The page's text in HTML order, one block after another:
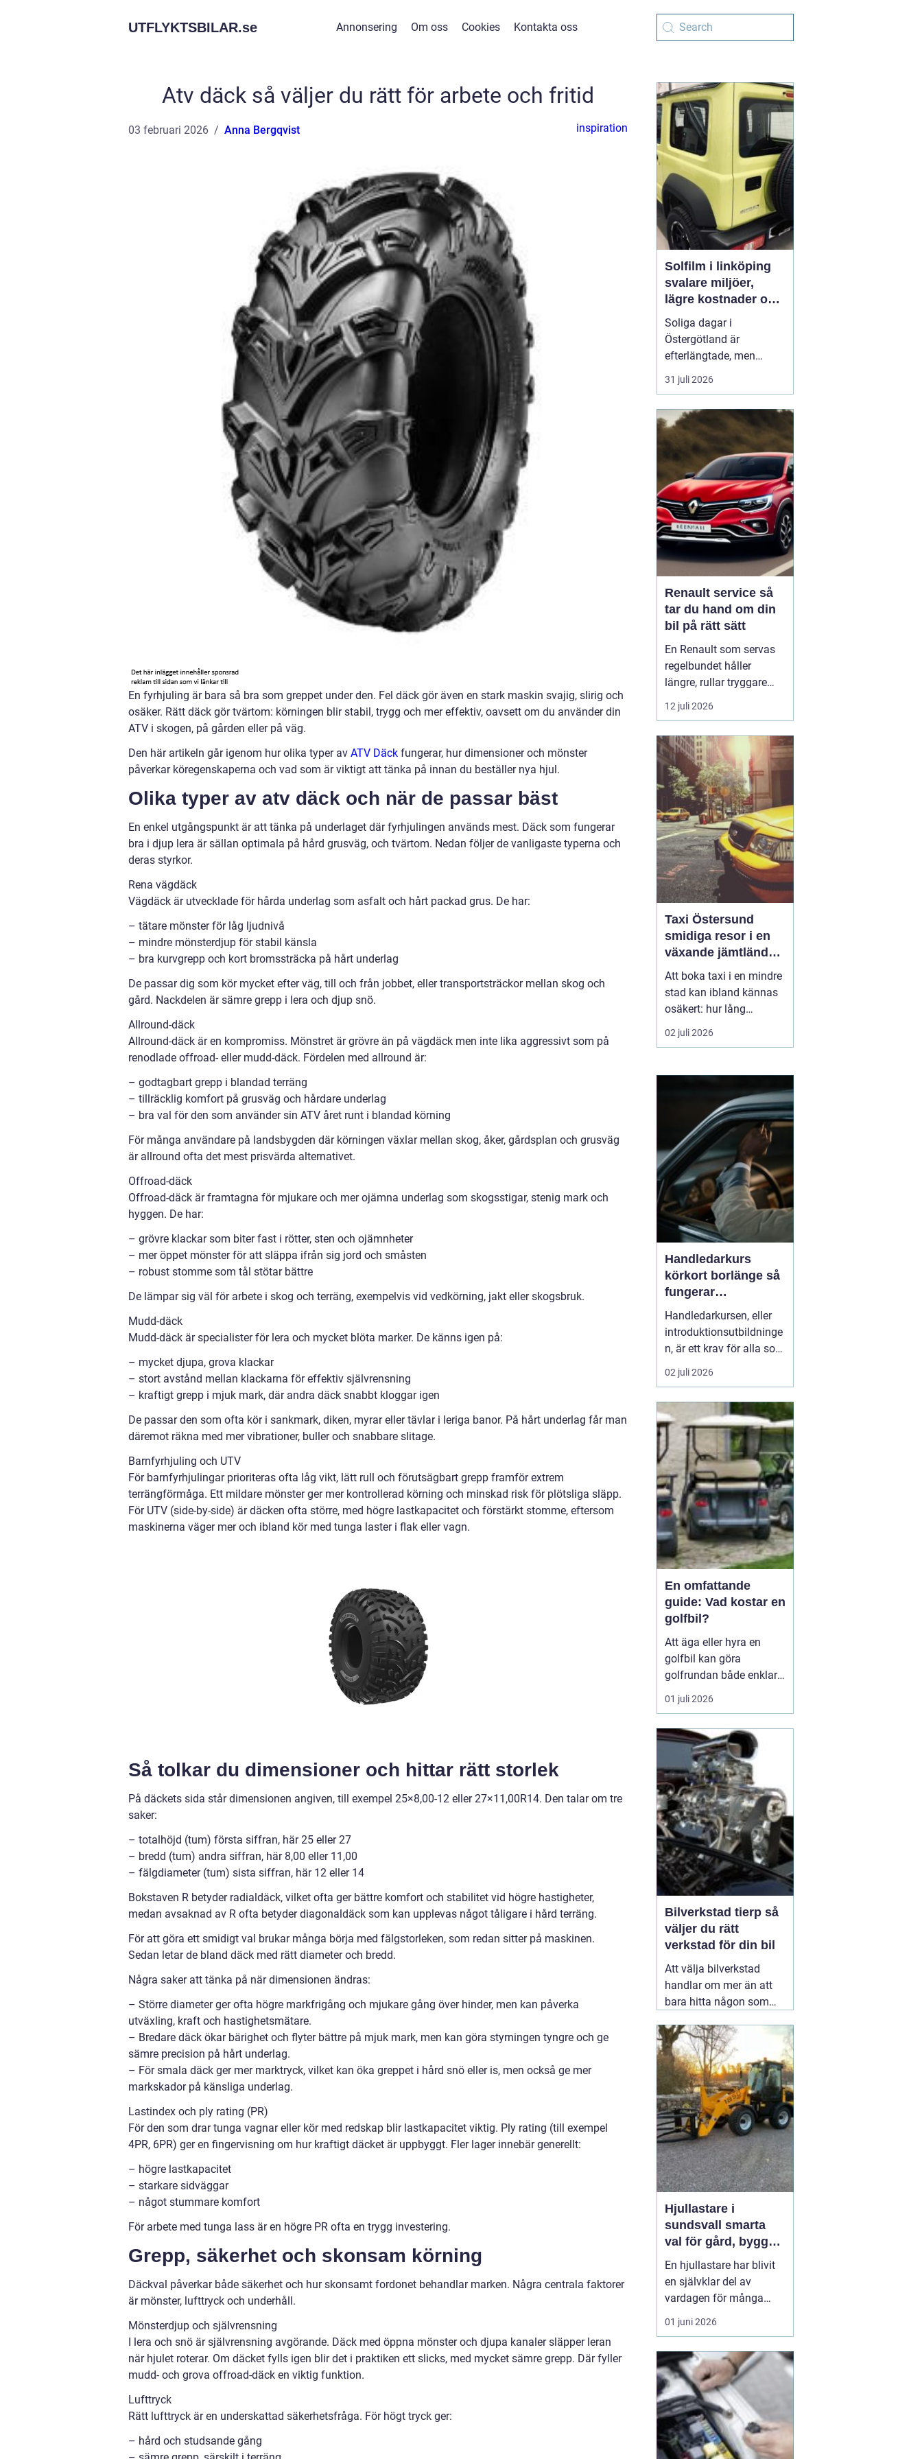
UTFLYKTSBILAR.se Annonsering Om oss Cookies Kontakta oss
Atv däck så väljer du rätt för arbete och fritid
03 februari 2026 Anna Bergqvist inspiration
En fyrhjuling är bara så bra som greppet under den. Fel däck gör även en stark maskin svajig, slirig och
osäker. Rätt däck gör tvärtom: körningen blir stabil, trygg och mer effektiv, oavsett om du använder din
ATV i skogen, på gården eller på väg.
Den här artikeln går igenom hur olika typer av ATV Däck fungerar, hur dimensioner och mönster
påverkar köregenskaperna och vad som är viktigt att tänka på innan du beställer nya hjul.
Olika typer av atv däck och när de passar bäst
En enkel utgångspunkt är att tänka på underlaget där fyrhjulingen används mest. Däck som fungerar
bra i djup lera är sällan optimala på hård grusväg, och tvärtom. Nedan följer de vanligaste typerna och
deras styrkor.
Rena vägdäck
Vägdäck är utvecklade för hårda underlag som asfalt och hårt packad grus. De har:
– tätare mönster för låg ljudnivå
– mindre mönsterdjup för stabil känsla
– bra kurvgrepp och kort bromssträcka på hårt underlag
De passar dig som kör mycket efter väg, till och från jobbet, eller transportsträckor mellan skog och
gård. Nackdelen är sämre grepp i lera och djup snö.
Allround-däck
Allround-däck är en kompromiss. Mönstret är grövre än på vägdäck men inte lika aggressivt som på
renodlade offroad- eller mudd-däck. Fördelen med allround är:
– godtagbart grepp i blandad terräng
– tillräcklig komfort på grusväg och hårdare underlag
– bra val för den som använder sin ATV året runt i blandad körning
För många användare på landsbygden där körningen växlar mellan skog, åker, gårdsplan och grusväg
är allround ofta det mest prisvärda alternativet.
Offroad-däck
Offroad-däck är framtagna för mjukare och mer ojämna underlag som skogsstigar, stenig mark och
hyggen. De har:
– grövre klackar som biter fast i rötter, sten och ojämnheter
– mer öppet mönster för att släppa ifrån sig jord och småsten
– robust stomme som tål stötar bättre
De lämpar sig väl för arbete i skog och terräng, exempelvis vid vedkörning, jakt eller skogsbruk.
Mudd-däck
Mudd-däck är specialister för lera och mycket blöta marker. De känns igen på:
– mycket djupa, grova klackar
– stort avstånd mellan klackarna för effektiv självrensning
– kraftigt grepp i mjuk mark, där andra däck snabbt kloggar igen
De passar den som ofta kör i sankmark, diken, myrar eller tävlar i leriga banor. På hårt underlag får man
däremot räkna med mer vibrationer, buller och snabbare slitage.
Barnfyrhjuling och UTV
För barnfyrhjulingar prioriteras ofta låg vikt, lätt rull och förutsägbart grepp framför extrem
terrängförmåga. Ett mildare mönster ger mer kontrollerad körning och minskad risk för plötsliga släpp.
För UTV (side-by-side) är däcken ofta större, med högre lastkapacitet och förstärkt stomme, eftersom
maskinerna väger mer och ibland kör med tunga laster i flak eller vagn.
Så tolkar du dimensioner och hittar rätt storlek
På däckets sida står dimensionen angiven, till exempel 25×8,00-12 eller 27×11,00R14. Den talar om tre
saker:
– totalhöjd (tum) första siffran, här 25 eller 27
– bredd (tum) andra siffran, här 8,00 eller 11,00
– fälgdiameter (tum) sista siffran, här 12 eller 14
Bokstaven R betyder radialdäck, vilket ofta ger bättre komfort och stabilitet vid högre hastigheter,
medan avsaknad av R ofta betyder diagonaldäck som kan upplevas något tåligare i hård terräng.
För att göra ett smidigt val brukar många börja med fälgstorleken, som redan sitter på maskinen.
Sedan letar de bland däck med rätt diameter och bredd.
Några saker att tänka på när dimensionen ändras:
– Större diameter ger ofta högre markfrigång och mjukare gång över hinder, men kan påverka
utväxling, kraft och hastighetsmätare.
– Bredare däck ökar bärighet och flyter bättre på mjuk mark, men kan göra styrningen tyngre och ge
sämre precision på hårt underlag.
– För smala däck ger mer marktryck, vilket kan öka greppet i hård snö eller is, men också ge mer
markskador på känsliga underlag.
Lastindex och ply rating (PR)
För den som drar tunga vagnar eller kör med redskap blir lastkapacitet viktig. Ply rating (till exempel
4PR, 6PR) ger en fingervisning om hur kraftigt däcket är uppbyggt. Fler lager innebär generellt:
– högre lastkapacitet
– starkare sidväggar
– något stummare komfort
För arbete med tunga lass är en högre PR ofta en trygg investering.
Grepp, säkerhet och skonsam körning
Däckval påverkar både säkerhet och hur skonsamt fordonet behandlar marken. Några centrala faktorer
är mönster, lufttryck och underhåll.
Mönsterdjup och självrensning
I lera och snö är självrensning avgörande. Däck med öppna mönster och djupa kanaler släpper leran
när hjulet roterar. Om däcket fylls igen blir det i praktiken ett slicks, med mycket sämre grepp. Där fyller
mudd- och grova offroad-däck en viktig funktion.
Lufttryck
Rätt lufttryck är en underskattad säkerhetsfråga. För högt tryck ger:
– hård och studsande gång
Solfilm i linköping
svalare miljöer,
lägre kostnader och
bättre komfort
Soliga dagar i
Östergötland är
efterlängtade, men
många i Linköping
märker snabbt hur
bostad eller på kontoret.
Stora glaspartier,
pendling på E4:an och
öppna kontorslandskap
gör att solen både
bländar, värmer och
sliter på in...
31 juli 2026
Renault service så
tar du hand om din
bil på rätt sätt
En Renault som servas
regelbundet håller
längre, rullar tryggare
och blir billigare att äga
över tid. Många bilägare
mellan
verkstadsbesöken, ofta
för att de ser service
som en ren kostnad. I
praktiken fungerar
service mer som e...
12 juli 2026
Taxi Östersund
smidiga resor i en
växande jämtländsk
stad
Att boka taxi i en mindre
stad kan ibland kännas
osäkert: hur lång
väntetid blir det, vad
kostar resan och går det
kommer i tid? I
taximarknaden
utvecklats snabbt de
senaste åren, med nya
aktörer, modernare bilar
o...
02 juli 2026
Handledarkurs
körkort borlänge så
fungerar
introduktionsutbildn
ingen
Handledarkursen, eller
introduktionsutbildninge
n, är ett krav för alla som
vill övningsköra privat
med personbil. För
Borlänge är kursen
första mötet med
körkortsutbildningen.
Rätt utbildning ger både
tryggare övningskörning,
...
02 juli 2026
En omfattande
guide: Vad kostar en
golfbil?
Att äga eller hyra en
golfbil kan göra
golfrundan både enklare
och mer njutbar. Priset
på en golfbil varierar
modell, drivtyp,
utrustning och om bilen
är ny eller begagnad. För
den som vill i...
01 juli 2026
Bilverkstad tierp så
väljer du rätt
verkstad för din bil
Att välja bilverkstad
handlar om mer än att
bara hitta någon som
bromsar. För många är
bilen avgörande i
vardagen för jobb,
hämtningar, resor och
trygghet. En genomtänkt
service hos01 juni 2026
Hjullastare i
sundsvall smarta
val för gård, bygg
och entreprenad
En hjullastare har blivit
en självklar del av
vardagen för många
lantbrukare,
entreprenörer och
Sundsvall. Maskinen
ersätter flera andra
redskap, sparar tid och
minskar den fysiska
belastningen. När
behoven handlar om
01 juni 2026